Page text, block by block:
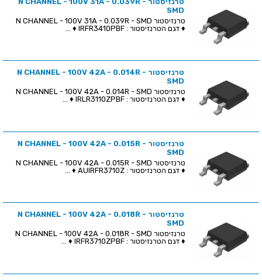
SMD
♦ דגם הטרנזיסטור : IRFR3410PBF ♦ ...
טרנזיסטור N CHANNEL - 100V 42A - 0.014R -
SMD
♦ דגם הטרנזיסטור : IRLR3110ZPBF ♦ ...
טרנזיסטור N CHANNEL - 100V 42A - 0.015R -
SMD
♦ דגם הטרנזיסטור : AUIRFR3710Z ♦ ...
טרנזיסטור N CHANNEL - 100V 42A - 0.018R -
SMD
♦ דגם הטרנזיסטור : IRFR3710ZPBF ♦ ...